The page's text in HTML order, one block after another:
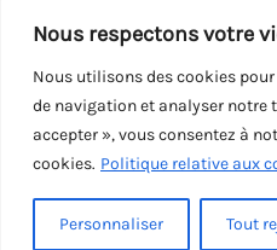
Nous respectons votre
Nous utilisons des cookies
de navigation et analyser notre
accepter », vous consentez à
cookies. Politique relative aux
Personnaliser Tout
Copyright © 2026 - Tous